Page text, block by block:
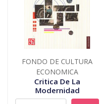
FONDO DE CULTURA
ECONOMICA
Critica De La
Modernidad